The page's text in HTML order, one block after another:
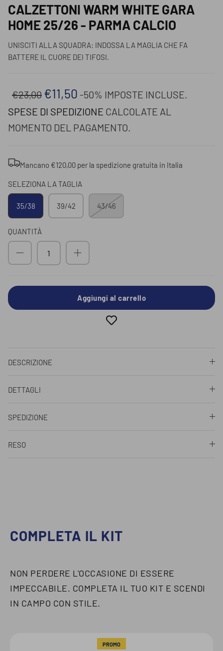
CALZETTONI WARM WHITE GARA
HOME 25/26 - PARMA CALCIO
UNISCITI ALLA SQUADRA: INDOSSA LA MAGLIA CHE FA
BATTERE IL CUORE DEI TIFOSI.
€23,00 €11,50 -50% IMPOSTE INCLUSE.
SPESE DI SPEDIZIONE CALCOLATE AL
MOMENTO DEL PAGAMENTO.
Mancano €120,00 per la spedizione gratuita in Italia
SELEZIONA LA TAGLIA
35/38 39/42 43/46
QUANTITÀ
Aggiungi al carrello
DESCRIZIONE
DETTAGLI
SPEDIZIONE
RESO
COMPLETA IL KIT
NON PERDERE L'OCCASIONE DI ESSERE
IMPECCABILE. COMPLETA IL TUO KIT E SCENDI
IN CAMPO CON STILE.
PROMO